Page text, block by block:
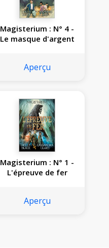
Magisterium : N° 4 -
Le masque d'argent
Aperçu
Magisterium : N° 1 -
L'épreuve de fer
Aperçu